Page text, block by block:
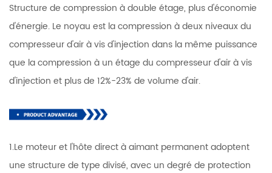
Structure de compression à double étage, plus d'économie
d'énergie. Le noyau est la compression à deux niveaux du
compresseur d'air à vis d'injection dans la même puissance
que la compression à un étage du compresseur d'air à vis
d'injection et plus de 12%-23% de volume d'air.
1.Le moteur et l'hôte direct à aimant permanent adoptent
une structure de type divisé, avec un degré de protection